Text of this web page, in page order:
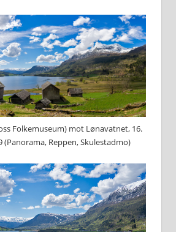
Folkemuseum) mot Lønavatnet, 16.
(Panorama, Reppen, Skulestadmo)